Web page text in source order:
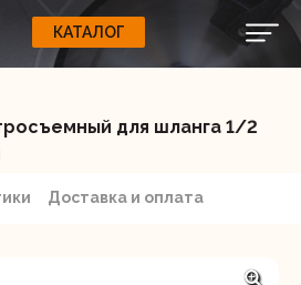
КАТАЛОГ
КАТАЛОГ
Свернуть
для шланга 1/2
Доставка и оплата